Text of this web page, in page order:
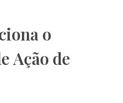
o
Ação de